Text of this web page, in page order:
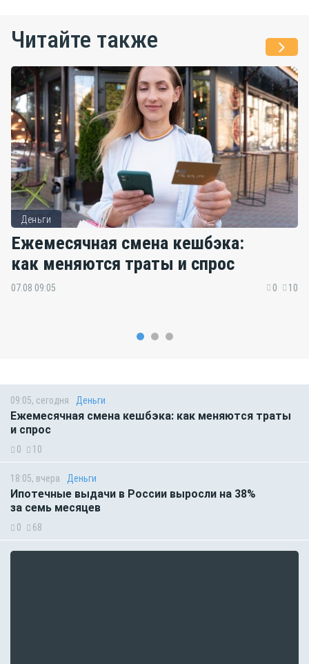
Читайте также
Деньги
Ежемесячная смена кешбэка:
как меняются траты и спрос
07.08 09:05 0 10
09:05, сегодня Деньги
Ежемесячная смена кешбэка: как меняются траты
и спрос
0 10
18:05, вчера Деньги
Ипотечные выдачи в России выросли на 38%
за семь месяцев
0 68